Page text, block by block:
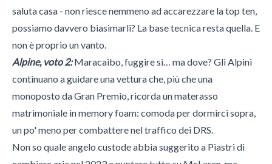
saluta casa - non riesce nemmeno ad accarezzare la top ten,
possiamo davvero biasimarli? La base tecnica resta quella. E
non è proprio un vanto.
Alpine, voto 2:Maracaibo, fuggire sì… ma dove? Gli Alpini
continuano a guidare una vettura che, più che una
monoposto da Gran Premio, ricorda un materasso
matrimoniale in memory foam: comoda per dormirci sopra,
un po' meno per combattere nel traffico dei DRS.
Non so quale angelo custode abbia suggerito a Piastri di